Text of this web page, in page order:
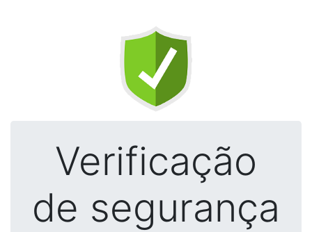
Verificação
de segurança